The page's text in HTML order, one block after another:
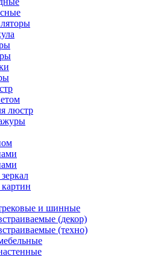
люстр
и шинные
(декор)
(техно)